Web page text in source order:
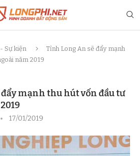
Sự kiện
Tỉnh Long An sẽ đẩy mạnh
năm 2019
mạnh thu hút vốn đầu tư
17/01/2019